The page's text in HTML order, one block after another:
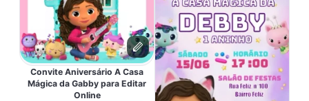
Convite Aniversário A Casa
Mágica da Gabby para Editar
Online